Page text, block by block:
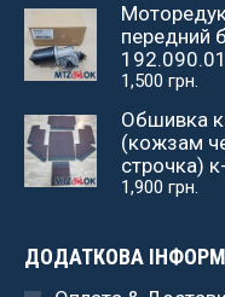
передний
1,500 грн.
Обшивка
(кожзам
строчка)
1,900 грн.
ДОДАТКОВА